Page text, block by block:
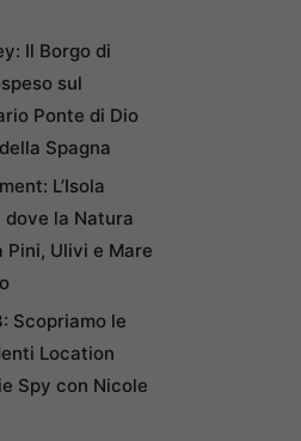
Il Borgo di
sul
Ponte di Dio
Spagna
L’Isola
la Natura
Pini, Ulivi e Mare
Scopriamo le
Location
Spy con Nicole